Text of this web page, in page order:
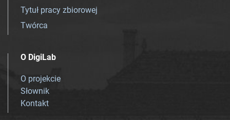
Tytuł pracy zbiorowej
Twórca
O DigiLab
O projekcie
Słownik
Kontakt